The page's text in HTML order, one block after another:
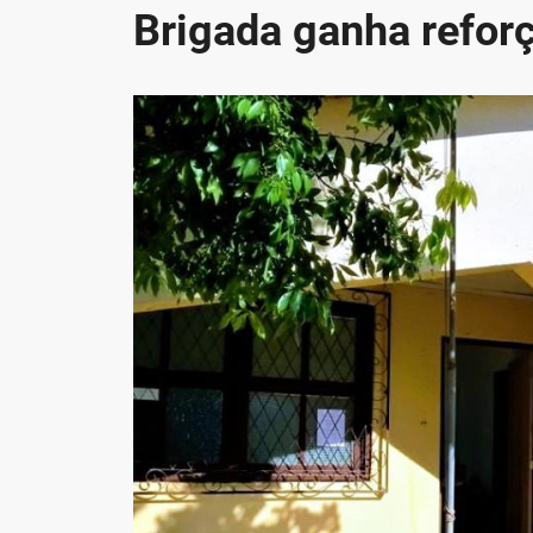
Brigada ganha